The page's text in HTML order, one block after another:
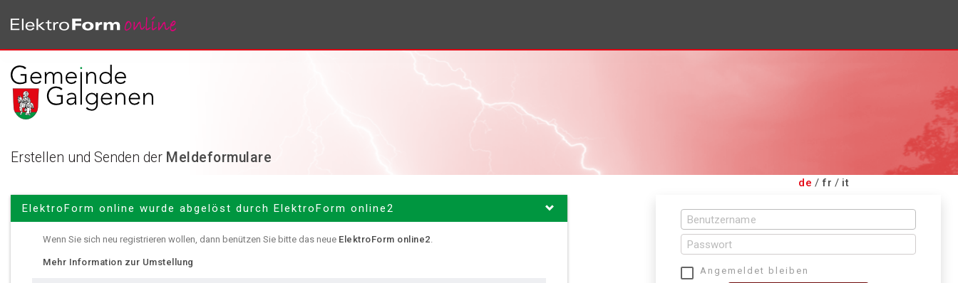
Erstellen und Senden der Meldeformulare
de / fr / it
Angemeldet bleiben
ElektroForm online wurde abgelöst durch ElektroForm online2
Wenn Sie sich neu registrieren wollen, dann benützen Sie bitte das neue ElektroForm online2
Mehr Information zur Umstellung